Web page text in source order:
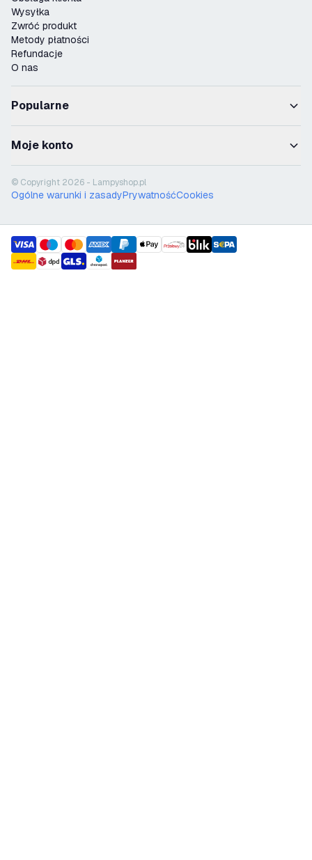
Wysyłka
Zwróć produkt
Metody płatności
Refundacje
O nas
Popularne
Moje konto
© Copyright 2026 - Lampyshop.pl
Ogólne warunki i zasadyPrywatnośćCookies
payment methods
shipment methods